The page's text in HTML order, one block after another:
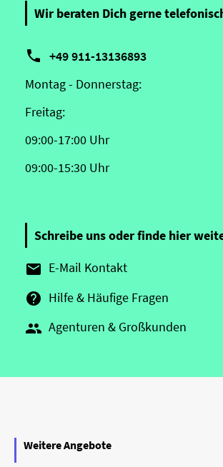
Wir beraten Dich gerne
 +49 911-13136893
Montag - Donnerstag:
Freitag:
09:00-17:00 Uhr
09:00-15:30 Uhr
Schreibe uns oder finde hier
 E-Mail Kontakt
 Hilfe & Häufige Fragen
 Agenturen & Großkunden
Weitere Angebote